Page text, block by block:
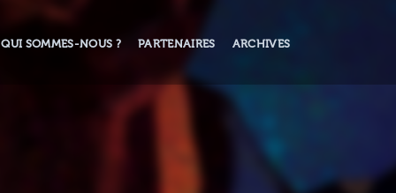
QUI SOMMES-NOUS ? PARTENAIRES ARCHIVES